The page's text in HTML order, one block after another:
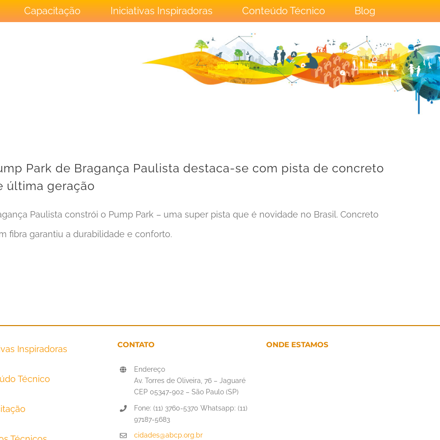
Capacitação Iniciativas Inspiradoras Conteúdo Técnico Blog
Park de Bragança Paulista destaca-se com pista de concreto
última geração
Paulista constrói o Pump Park – uma super pista que é novidade no Brasil. Concreto
fibra garantiu a durabilidade e conforto.
Inspiradoras
Técnico
CONTATO
Endereço
Av. Torres de Oliveira, 76 – Jaguaré
CEP 05347-902 – São Paulo (SP)
Fone: (11) 3760-5370 Whatsapp: (11)
97187-5683
cidades@abcp.org.br
ONDE ESTAMOS